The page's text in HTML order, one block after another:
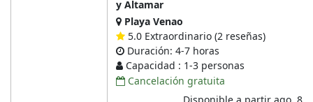
y Altamar
Playa Venao
5.0 Extraordinario (2 reseñas)
Duración: 4-7 horas
Capacidad : 1-3 personas
Cancelación gratuita